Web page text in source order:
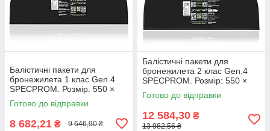
Балістичні пакети для
бронежилета 1 клас Gen.4
SPECPROM. Розмір: 550 ×
440 мм
Готово до відправки
8 682,21 ₴ 9 646,90 ₴
Балістичні пакети для
бронежилета 2 клас Gen.4
SPECPROM. Розмір: 550 ×
440 мм
Готово до відправки
12 584,30 ₴
13 982,56 ₴